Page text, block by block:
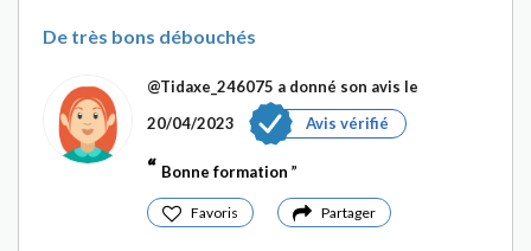
De très bons débouchés
@Tidaxe_246075 a donné son avis le
20/04/2023
Avis vérifié
Bonne formation
Favoris Partager